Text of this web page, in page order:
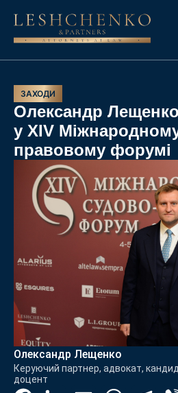
ЗАХОДИ
Олександр
у XІV
правовому форумі
Олександр Лещенко
Керуючий партнер, адвокат,
доцентFacebook